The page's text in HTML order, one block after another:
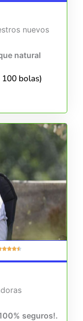
nuevos
natural
bolas)
seguros!.